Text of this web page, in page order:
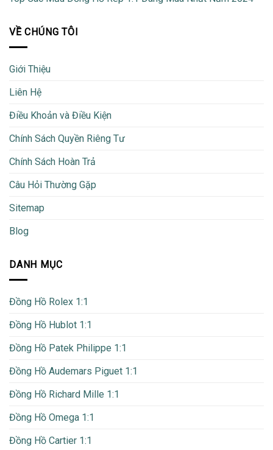
VỀ CHÚNG TÔI
Giới Thiệu
Liên Hệ
Điều Khoản và Điều Kiện
Chính Sách Quyền Riêng Tư
Chính Sách Hoàn Trả
Câu Hỏi Thường Gặp
Sitemap
Blog
DANH MỤC
Đồng Hồ Rolex 1:1
Đồng Hồ Hublot 1:1
Đồng Hồ Patek Philippe 1:1
Đồng Hồ Audemars Piguet 1:1
Đồng Hồ Richard Mille 1:1
Đồng Hồ Omega 1:1
Đồng Hồ Cartier 1:1